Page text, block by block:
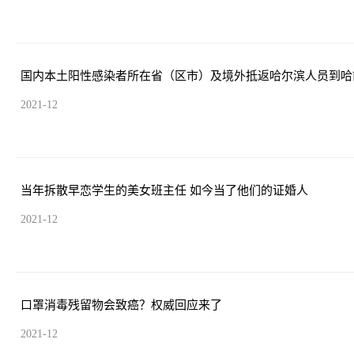
国内本土阳性感染者所在省（区市）及境外抵返哈尔滨人员到
2021-12
当年拆散早恋学生的美女班主任 如今当了他们的证婚人
2021-12
口罩消毒残留物会致癌？权威回应来了
2021-12